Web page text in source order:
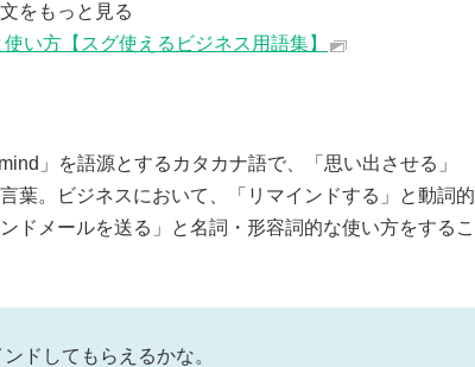
をもっと見る
い方【スグ使えるビジネス用語集】
」を語源とするカタカナ語で、「思い出させる」
葉。ビジネスにおいて、「リマインドする」と動詞的
ドメールを送る」と名詞・形容詞的な使い方をするこ
ドしてもらえるかな。